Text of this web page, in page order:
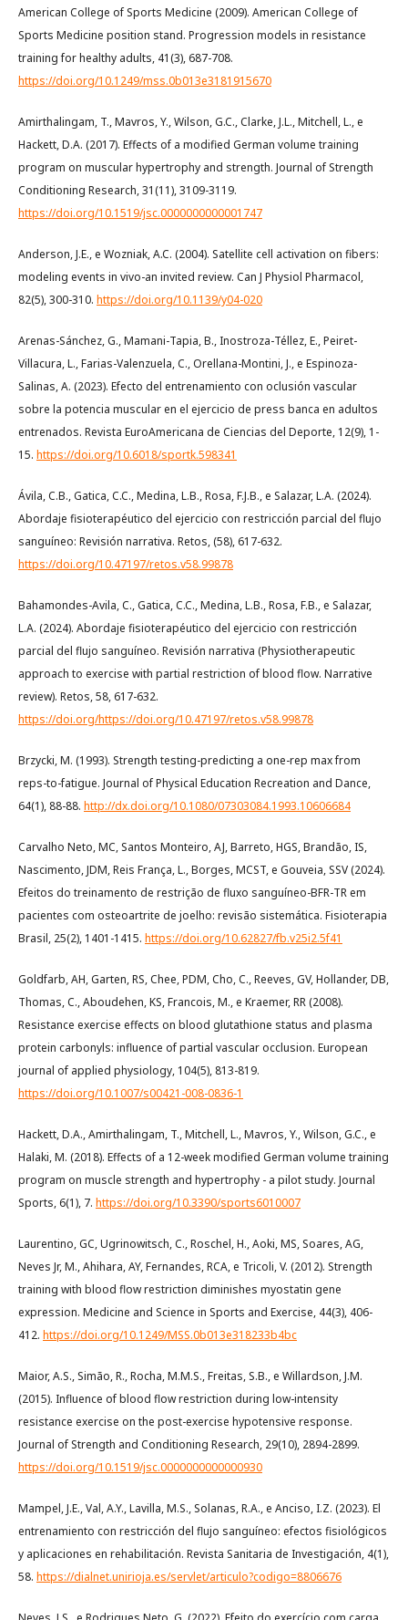
American College of Sports Medicine (2009). American College of
Sports Medicine position stand. Progression models in resistance
training for healthy adults, 41(3), 687-708.
https://doi.org/10.1249/mss.0b013e3181915670
Amirthalingam, T., Mavros, Y., Wilson, G.C., Clarke, J.L., Mitchell, L., e
Hackett, D.A. (2017). Effects of a modified German volume training
program on muscular hypertrophy and strength. Journal of Strength
Conditioning Research, 31(11), 3109-3119.
https://doi.org/10.1519/jsc.0000000000001747
Anderson, J.E., e Wozniak, A.C. (2004). Satellite cell activation on fibers:
modeling events in vivo-an invited review. Can J Physiol Pharmacol,
82(5), 300-310. https://doi.org/10.1139/y04-020
Arenas-Sánchez, G., Mamani-Tapia, B., Inostroza-Téllez, E., Peiret-
Villacura, L., Farias-Valenzuela, C., Orellana-Montini, J., e Espinoza-
Salinas, A. (2023). Efecto del entrenamiento con oclusión vascular
sobre la potencia muscular en el ejercicio de press banca en adultos
entrenados. Revista EuroAmericana de Ciencias del Deporte, 12(9), 1-
15. https://doi.org/10.6018/sportk.598341
Ávila, C.B., Gatica, C.C., Medina, L.B., Rosa, F.J.B., e Salazar, L.A. (2024).
Abordaje fisioterapéutico del ejercicio con restricción parcial del flujo
sanguíneo: Revisión narrativa. Retos, (58), 617-632.
https://doi.org/10.47197/retos.v58.99878
Bahamondes-Avila, C., Gatica, C.C., Medina, L.B., Rosa, F.B., e Salazar,
L.A. (2024). Abordaje fisioterapéutico del ejercicio con restricción
parcial del flujo sanguíneo. Revisión narrativa (Physiotherapeutic
approach to exercise with partial restriction of blood flow. Narrative
review). Retos, 58, 617-632.
https://doi.org/https://doi.org/10.47197/retos.v58.99878
Brzycki, M. (1993). Strength testing-predicting a one-rep max from
reps-to-fatigue. Journal of Physical Education Recreation and Dance,
64(1), 88-88. http://dx.doi.org/10.1080/07303084.1993.10606684
Carvalho Neto, MC, Santos Monteiro, AJ, Barreto, HGS, Brandão, IS,
Nascimento, JDM, Reis França, L., Borges, MCST, e Gouveia, SSV (2024).
Efeitos do treinamento de restrição de fluxo sanguíneo-BFR-TR em
pacientes com osteoartrite de joelho: revisão sistemática. Fisioterapia
Brasil, 25(2), 1401-1415. https://doi.org/10.62827/fb.v25i2.5f41
Goldfarb, AH, Garten, RS, Chee, PDM, Cho, C., Reeves, GV, Hollander, DB,
Thomas, C., Aboudehen, KS, Francois, M., e Kraemer, RR (2008).
Resistance exercise effects on blood glutathione status and plasma
protein carbonyls: influence of partial vascular occlusion. European
journal of applied physiology, 104(5), 813-819.
https://doi.org/10.1007/s00421-008-0836-1
Hackett, D.A., Amirthalingam, T., Mitchell, L., Mavros, Y., Wilson, G.C., e
Halaki, M. (2018). Effects of a 12-week modified German volume training
program on muscle strength and hypertrophy - a pilot study. Journal
Sports, 6(1), 7. https://doi.org/10.3390/sports6010007
Laurentino, GC, Ugrinowitsch, C., Roschel, H., Aoki, MS, Soares, AG,
Neves Jr, M., Ahihara, AY, Fernandes, RCA, e Tricoli, V. (2012). Strength
training with blood flow restriction diminishes myostatin gene
expression. Medicine and Science in Sports and Exercise, 44(3), 406-
412. https://doi.org/10.1249/MSS.0b013e318233b4bc
Maior, A.S., Simão, R., Rocha, M.M.S., Freitas, S.B., e Willardson, J.M.
(2015). Influence of blood flow restriction during low-intensity
resistance exercise on the post-exercise hypotensive response.
Journal of Strength and Conditioning Research, 29(10), 2894-2899.
https://doi.org/10.1519/jsc.0000000000000930
Mampel, J.E., Val, A.Y., Lavilla, M.S., Solanas, R.A., e Anciso, I.Z. (2023). El
entrenamiento con restricción del flujo sanguíneo: efectos fisiológicos
y aplicaciones en rehabilitación. Revista Sanitaria de Investigación, 4(1),
58. https://dialnet.unirioja.es/servlet/articulo?codigo=8806676